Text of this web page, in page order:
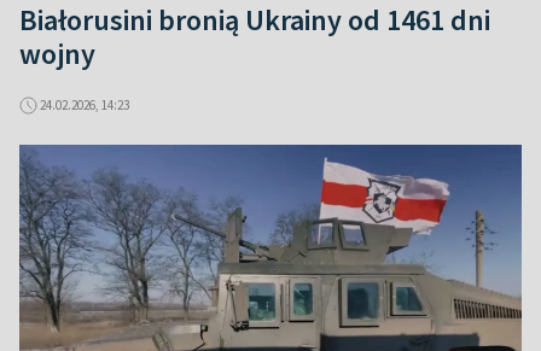
Białorusini bronią Ukrainy od 1461 dni
wojny
24.02.2026, 14:23